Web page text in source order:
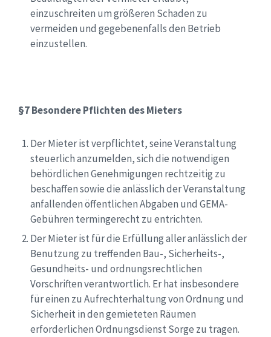
einzuschreiten um größeren Schaden zu
vermeiden und gegebenenfalls den Betrieb
einzustellen.
§7 Besondere Pflichten des Mieters
Der Mieter ist verpflichtet, seine Veranstaltung
steuerlich anzumelden, sich die notwendigen
behördlichen Genehmigungen rechtzeitig zu
beschaffen sowie die anlässlich der Veranstaltung
anfallenden öffentlichen Abgaben und GEMA-
Gebühren termingerecht zu entrichten.
Der Mieter ist für die Erfüllung aller anlässlich der
Benutzung zu treffenden Bau-, Sicherheits-,
Gesundheits- und ordnungsrechtlichen
Vorschriften verantwortlich. Er hat insbesondere
für einen zu Aufrechterhaltung von Ordnung und
Sicherheit in den gemieteten Räumen
erforderlichen Ordnungsdienst Sorge zu tragen.